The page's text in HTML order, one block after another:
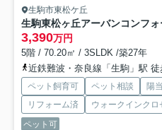
生駒市東松ケ丘
生駒東松ヶ丘アーバンコンフォ
3,390万円
5階 / 70.20㎡ / 3SLDK /築27年
近鉄難波・奈良線「生駒」駅 徒
ペット飼育可 ペット相談 陽
リフォーム済
ウォークインクロ
ペット可